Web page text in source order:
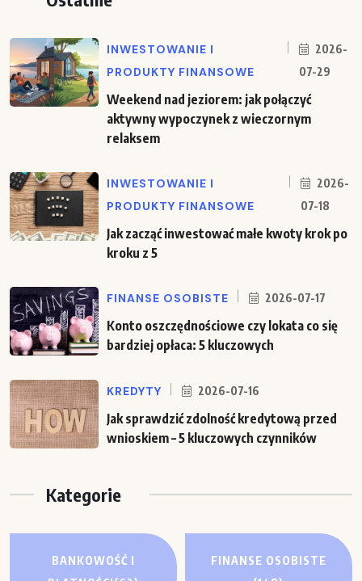
INWESTOWANIE I
PRODUKTY FINANSOWE
2026-
07-29
Weekend nad jeziorem: jak połączyć
aktywny wypoczynek z wieczornym
relaksem
INWESTOWANIE I
PRODUKTY FINANSOWE
2026-
07-18
Jak zacząć inwestować małe kwoty krok po
kroku z 5
FINANSE OSOBISTE 2026-07-17
Konto oszczędnościowe czy lokata co się
bardziej opłaca: 5 kluczowych
KREDYTY 2026-07-16
Jak sprawdzić zdolność kredytową przed
wnioskiem – 5 kluczowych czynników
Kategorie
BANKOWOŚĆ I
FINANSE OSOBISTE